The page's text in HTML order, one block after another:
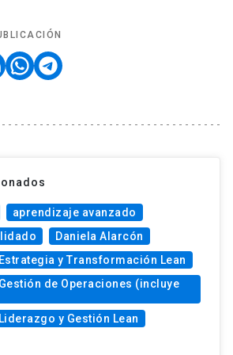
aprendizaje avanzado
Daniela Alarcón
y Transformación Lean
de Operaciones (incluye
y Gestión Lean